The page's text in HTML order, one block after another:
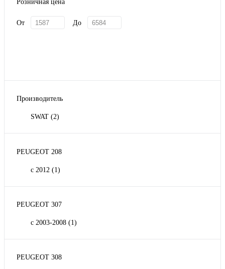
Розничная цена
От До
Производитель
SWAT (2)
PEUGEOT 208
с 2012 (1)
PEUGEOT 307
с 2003-2008 (1)
PEUGEOT 308